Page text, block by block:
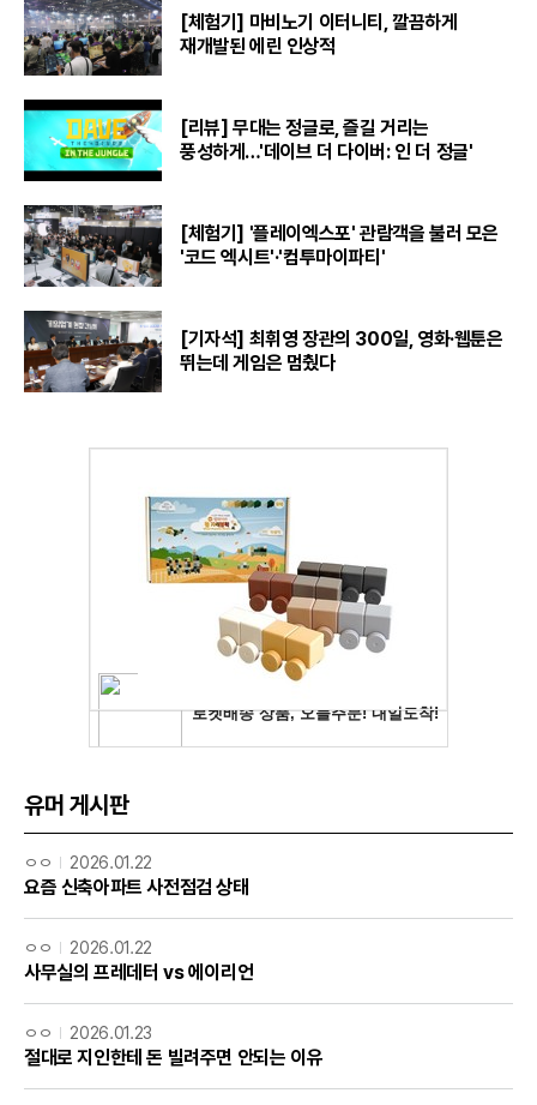
[체험기] 마비노기 이터니티, 깔끔하게
재개발된 에린 인상적
[리뷰] 무대는 정글로, 즐길 거리는
풍성하게…'데이브 더 다이버: 인 더 정글'
[체험기] '플레이엑스포' 관람객을 불러 모은
'코드 엑시트'·'컴투마이파티'
[기자석] 최휘영 장관의 300일, 영화·웹툰은
뛰는데 게임은 멈췄다
유머 게시판
ㅇㅇ 2026.01.22
요즘 신축아파트 사전점검 상태
ㅇㅇ 2026.01.22
사무실의 프레데터 vs 에이리언
ㅇㅇ 2026.01.23
절대로 지인한테 돈 빌려주면 안되는 이유